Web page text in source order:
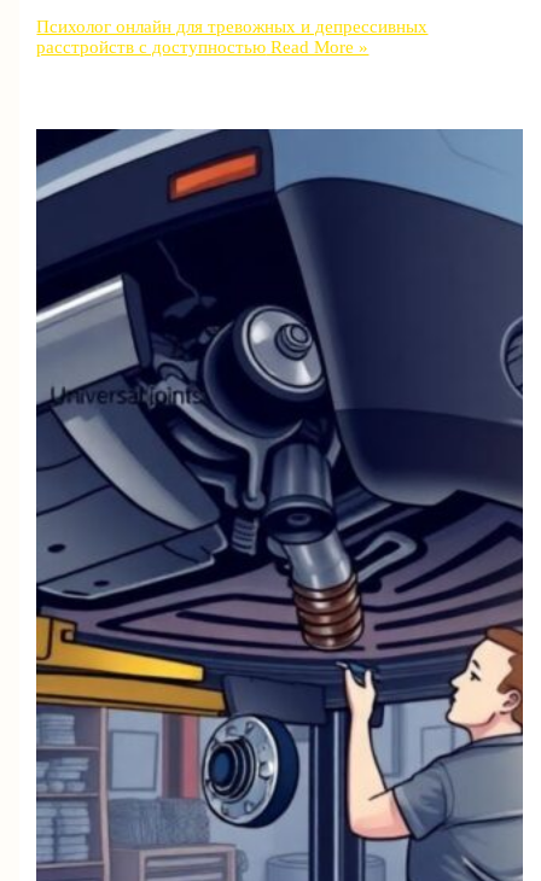
Психолог онлайн для тревожных и депрессивных
расстройств с доступностью Read More »